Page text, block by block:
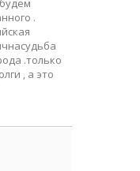
.
.только
, а это